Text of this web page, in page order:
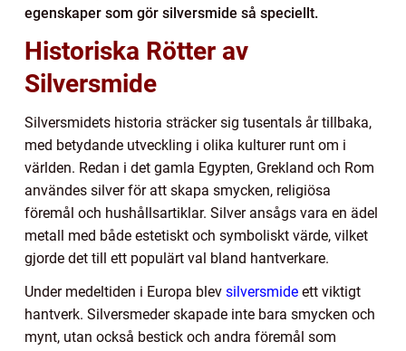
egenskaper som gör silversmide så speciellt.
Historiska Rötter av
Silversmide
Silversmidets historia sträcker sig tusentals år tillbaka,
med betydande utveckling i olika kulturer runt om i
världen. Redan i det gamla Egypten, Grekland och Rom
användes silver för att skapa smycken, religiösa
föremål och hushållsartiklar. Silver ansågs vara en ädel
metall med både estetiskt och symboliskt värde, vilket
gjorde det till ett populärt val bland hantverkare.
Under medeltiden i Europa blev silversmide ett viktigt
hantverk. Silversmeder skapade inte bara smycken och
mynt, utan också bestick och andra föremål som